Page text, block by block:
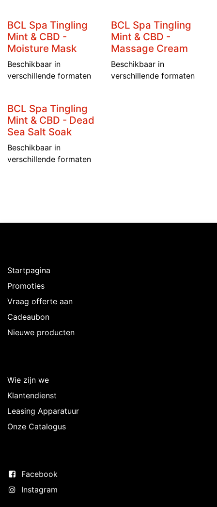
BCL Spa Tingling
Mint & CBD -
Moisture Mask
Beschikbaar in
verschillende formaten
BCL Spa Tingling
Mint & CBD -
Massage Cream
Beschikbaar in
verschillende formaten
BCL Spa Tingling
Mint & CBD - Dead
Sea Salt Soak
Beschikbaar in
verschillende formaten
Startpagina
Promoties
Vraag offerte aan
Cadeaubon
Nieuwe producten
Wie zijn we
Klantendienst
Leasing Apparatuur
Onze Catalogus
Facebook
Instagram